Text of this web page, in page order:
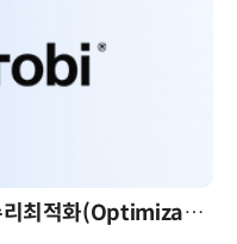
AI 시대의 의사결정을 바꾸는 수리최적화(Optimization): 실제 산업 적용 사례와 활용 전략